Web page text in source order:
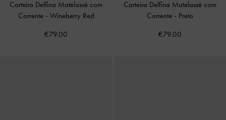
Carteira Delfina Matelassê com
Corrente - Wineberry Red
€79.00
Carteira Delfina Matelassê com
Corrente - Preto
€79.00